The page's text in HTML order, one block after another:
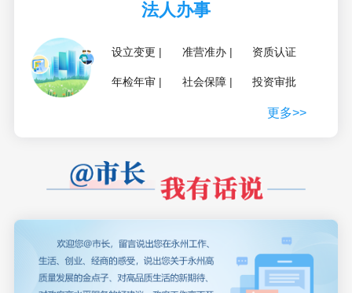
法人办事
设立变更 准营准办 资质认证
年检年审 社会保障 投资审批
更多>>